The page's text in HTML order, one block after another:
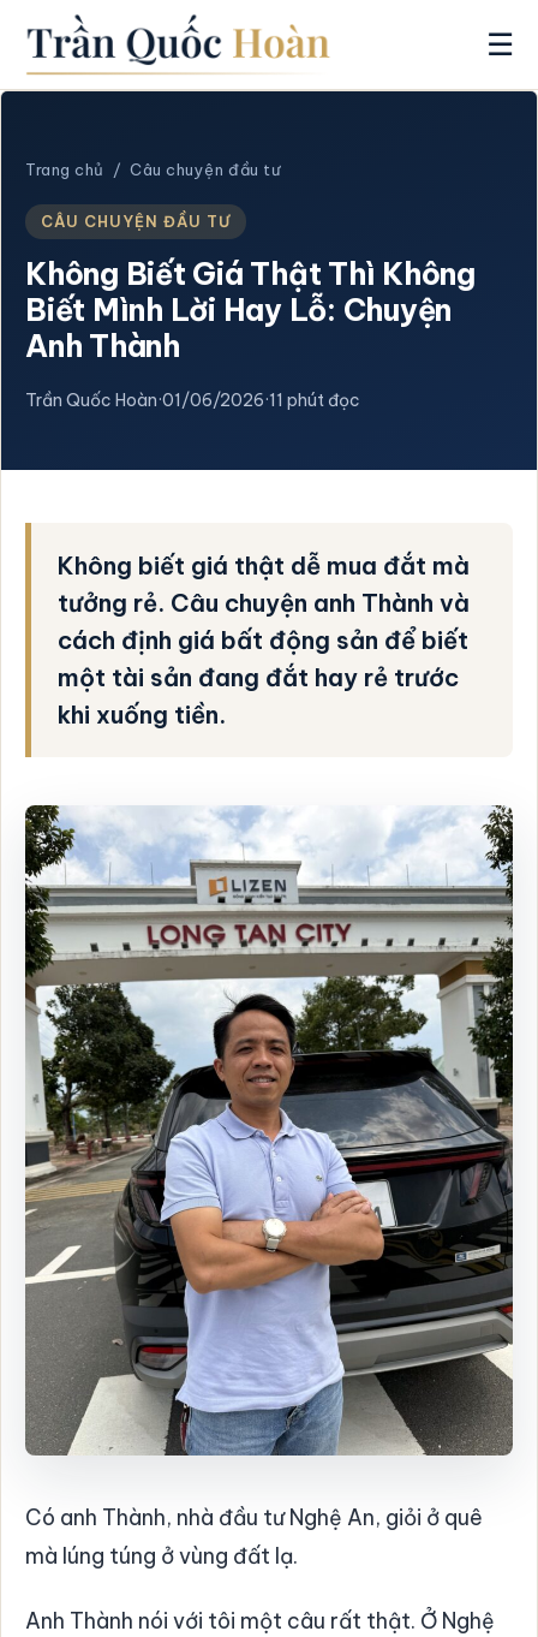
☰
Trang chủ /Câu chuyện đầu tư
CÂU CHUYỆN ĐẦU TƯ
Không Biết Giá Thật Thì Không
Biết Mình Lời Hay Lỗ: Chuyện
Anh Thành
Trần Quốc Hoàn·01/06/2026·11 phút đọc
Không biết giá thật dễ mua đắt mà
tưởng rẻ. Câu chuyện anh Thành và
cách định giá bất động sản để biết
một tài sản đang đắt hay rẻ trước
khi xuống tiền.
Có anh Thành, nhà đầu tư Nghệ An, giỏi ở quê
mà lúng túng ở vùng đất lạ.
Anh Thành nói với tôi một câu rất thật. Ở Nghệ